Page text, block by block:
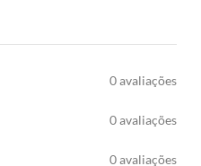
0 avaliações
0 avaliações
0 avaliações